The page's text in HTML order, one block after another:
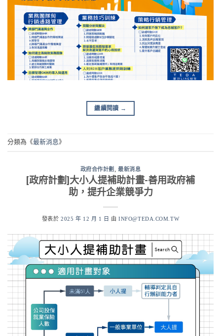
繼續閱讀 →
分類為《最新消息》
政府合作計劃 ,最新消息
[政府計劃]大小人提補助計畫-善用政府補
助，提升企業競爭力
發表於2025 年 12 月 1 日 由INFO@TEDA.COM.TW